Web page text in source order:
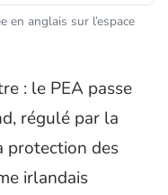
en anglais sur l’espace
: le PEA passe
régulé par la
protection des
irlandais